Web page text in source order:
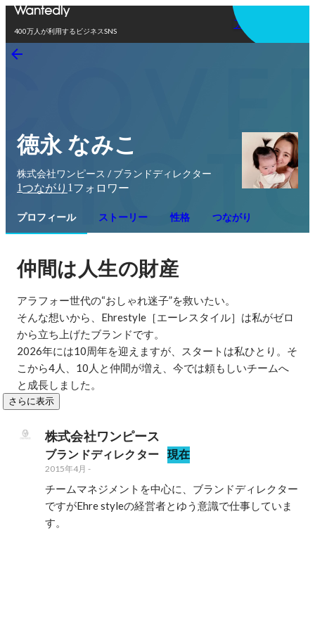
400万人が利用するビジネスSNS
アプリを使う
徳永 なみこ
株式会社ワンピース / ブランドディレクター
1つながり 1 フォロワー
プロフィール ストーリー 性格 つながり
仲間は人生の財産
アラフォー世代の“おしゃれ迷子”を救いたい。
そんな想いから、Ehrestyle［エーレスタイル］は私がゼロ
から立ち上げたブランドです。
2026年には10周年を迎えますが、スタートは私ひとり。そ
こから4人、10人と仲間が増え、今では頼もしいチームへ
と成長しました。
さらに表示
株式会社ワンピース
ブランドディレクター 現在
2015年4月 -
チームマネジメントを中心に、ブランドディレクター
ですがEhre styleの経営者とゆう意識で仕事していま
す。